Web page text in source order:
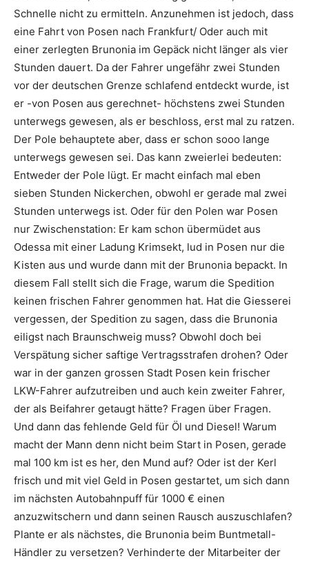
Schnelle nicht zu ermitteln. Anzunehmen ist jedoch, dass
eine Fahrt von Posen nach Frankfurt/ Oder auch mit
einer zerlegten Brunonia im Gepäck nicht länger als vier
Stunden dauert. Da der Fahrer ungefähr zwei Stunden
vor der deutschen Grenze schlafend entdeckt wurde, ist
er -von Posen aus gerechnet- höchstens zwei Stunden
unterwegs gewesen, als er beschloss, erst mal zu ratzen.
Der Pole behauptete aber, dass er schon sooo lange
unterwegs gewesen sei. Das kann zweierlei bedeuten:
Entweder der Pole lügt. Er macht einfach mal eben
sieben Stunden Nickerchen, obwohl er gerade mal zwei
Stunden unterwegs ist. Oder für den Polen war Posen
nur Zwischenstation: Er kam schon übermüdet aus
Odessa mit einer Ladung Krimsekt, lud in Posen nur die
Kisten aus und wurde dann mit der Brunonia bepackt. In
diesem Fall stellt sich die Frage, warum die Spedition
keinen frischen Fahrer genommen hat. Hat die Giesserei
vergessen, der Spedition zu sagen, dass die Brunonia
eiligst nach Braunschweig muss? Obwohl doch bei
Verspätung sicher saftige Vertragsstrafen drohen? Oder
war in der ganzen grossen Stadt Posen kein frischer
LKW-Fahrer aufzutreiben und auch kein zweiter Fahrer,
der als Beifahrer getaugt hätte? Fragen über Fragen.
Und dann das fehlende Geld für Öl und Diesel! Warum
macht der Mann denn nicht beim Start in Posen, gerade
mal 100 km ist es her, den Mund auf? Oder ist der Kerl
frisch und mit viel Geld in Posen gestartet, um sich dann
im nächsten Autobahnpuff für 1000 € einen
anzuzwitschern und dann seinen Rausch auszuschlafen?
Plante er als nächstes, die Brunonia beim Buntmetall-
Händler zu versetzen? Verhinderte der Mitarbeiter der